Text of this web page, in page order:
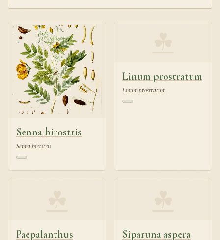
Senna birostris
Senna birostris
Linum prostratum
Linum prostratum
Paepalanthus Siparuna aspera